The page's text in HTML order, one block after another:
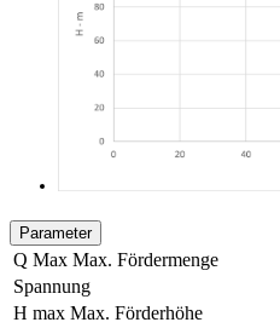
Parameter
Q Max Max. Fördermenge
Spannung
H max Max. Förderhöhe